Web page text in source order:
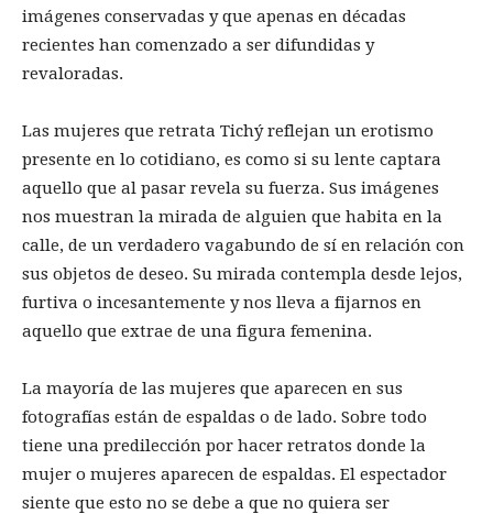
imágenes conservadas y que apenas en décadas
recientes han comenzado a ser difundidas y
revaloradas.
Las mujeres que retrata Tichý reflejan un erotismo
presente en lo cotidiano, es como si su lente captara
aquello que al pasar revela su fuerza. Sus imágenes
nos muestran la mirada de alguien que habita en la
calle, de un verdadero vagabundo de sí en relación con
sus objetos de deseo. Su mirada contempla desde lejos,
furtiva o incesantemente y nos lleva a fijarnos en
aquello que extrae de una figura femenina.
La mayoría de las mujeres que aparecen en sus
fotografías están de espaldas o de lado. Sobre todo
tiene una predilección por hacer retratos donde la
mujer o mujeres aparecen de espaldas. El espectador
siente que esto no se debe a que no quiera ser